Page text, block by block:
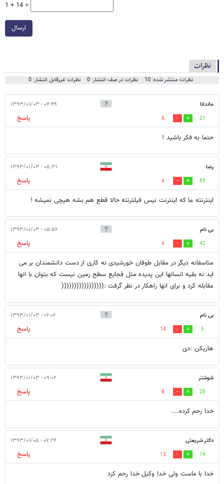
1 + 14 =
ارسال
نظرات
نظرات منتشر شده: 10 نظرات در صف انتشار: 0 نظرات غیرقابل انتشار: 0
ماندانا ۰۴:۴۹ - ۱۳۹۳/۰۱/۰۳
21
6
پاسخ
حتما به فکر باشید !
رضا ۰۵:۳۱ - ۱۳۹۳/۰۱/۰۳
89
4
پاسخ
اینترنته ما که اینترنت نیس فیلترنته حالا قطع هم بشه هیچی نمیشه !
بی نام ۰۵:۵۶ - ۱۳۹۳/۰۱/۰۳
42
4
پاسخ
متاسفانه دیگر در مقابل طوفان خورشیدی نه کاری از دست دانشمندان بر می
اید نه بقیه انسانها این پدیده مثل فجایع سطح زمین نیست که بتوان با انها
مقابله کرد و برای انها راهکار در نظر گرفت :(((((((((((((((((
بی نام ۰۶:۰۶ - ۱۳۹۳/۰۱/۰۳
5
14
پاسخ
هاریکن :دی
شوشتر ۰۹:۰۲ - ۱۳۹۳/۰۱/۰۳
28
8
پاسخ
خدا رحم کرده....
دکتر شریعتی ۰۷:۲۴ - ۱۳۹۳/۰۱/۰۵
14
13
پاسخ
خدا با ماست ولی خدا وکیل خدا رحم کرد